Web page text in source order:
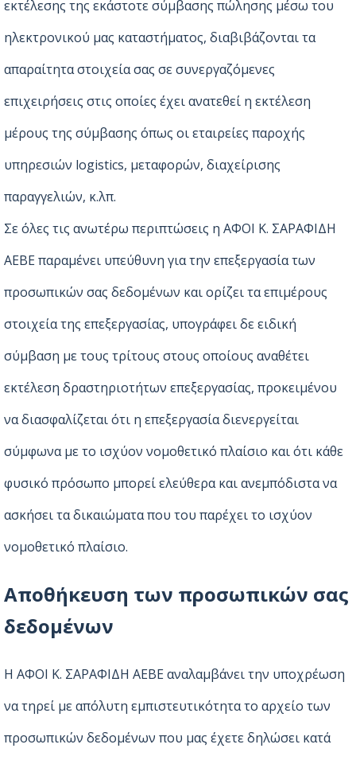
εκτέλεσης της εκάστοτε σύμβασης πώλησης μέσω του
ηλεκτρονικού μας καταστήματος, διαβιβάζονται τα
απαραίτητα στοιχεία σας σε συνεργαζόμενες
επιχειρήσεις στις οποίες έχει ανατεθεί η εκτέλεση
μέρους της σύμβασης όπως οι εταιρείες παροχής
υπηρεσιών logistics, μεταφορών, διαχείρισης
παραγγελιών, κ.λπ.
Σε όλες τις ανωτέρω περιπτώσεις η ΑΦΟΙ Κ. ΣΑΡΑΦΙΔΗ
ΑΕΒΕ παραμένει υπεύθυνη για την επεξεργασία των
προσωπικών σας δεδομένων και ορίζει τα επιμέρους
στοιχεία της επεξεργασίας, υπογράφει δε ειδική
σύμβαση με τους τρίτους στους οποίους αναθέτει
εκτέλεση δραστηριοτήτων επεξεργασίας, προκειμένου
να διασφαλίζεται ότι η επεξεργασία διενεργείται
σύμφωνα με το ισχύον νομοθετικό πλαίσιο και ότι κάθε
φυσικό πρόσωπο μπορεί ελεύθερα και ανεμπόδιστα να
ασκήσει τα δικαιώματα που του παρέχει το ισχύον
νομοθετικό πλαίσιο.
Αποθήκευση των προσωπικών σας
δεδομένων
Η ΑΦΟΙ Κ. ΣΑΡΑΦΙΔΗ ΑΕΒΕ αναλαμβάνει την υποχρέωση
να τηρεί με απόλυτη εμπιστευτικότητα το αρχείο των
προσωπικών δεδομένων που μας έχετε δηλώσει κατά